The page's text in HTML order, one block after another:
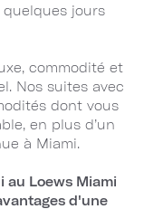
quelques jours
commodité et
Nos suites avec
dont vous
en plus d’un
à Miami.
au Loews Miami
d'une